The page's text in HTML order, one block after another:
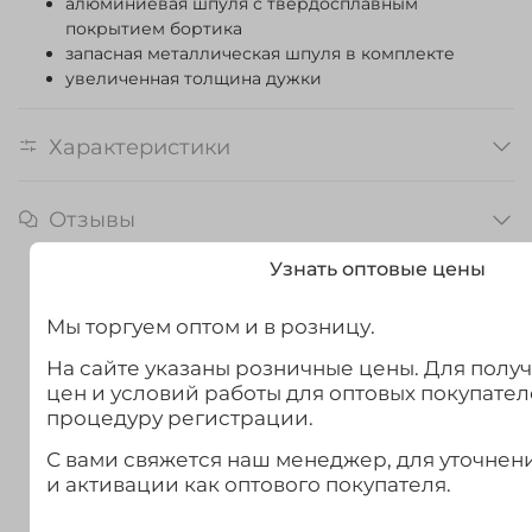
покрытием бортика
запасная металлическая шпуля в комплекте
увеличенная толщина дужки
Характеристики
Отзывы
Узнать оптовые цены
Мы торгуем оптом и в розницу.
На сайте указаны розничные цены. Для
цен и условий работы для оптовых
процедуру регистрации.
С вами свяжется наш менеджер, для
и активации как оптового покупателя.